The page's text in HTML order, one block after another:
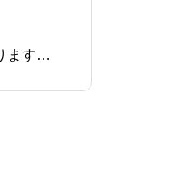
所要時間 約10分ニッピーを始めるために 管理者が行う設定は「①部署／②ユーザ(利用者)／③案件／④作業内容／⑤カテゴリ」の5つがあります。 今回はそのうちの「④作業内容」の設定について説明していきます。④作業内容登録作業内容登録では、日報の作業選択に表示され